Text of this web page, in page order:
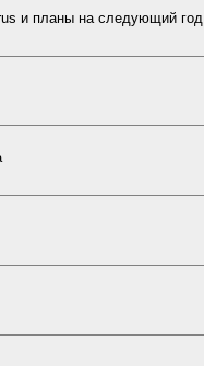
и планы на следующий год